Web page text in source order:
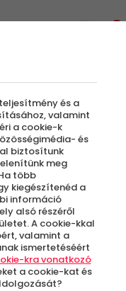
és a
valamint
a cookie-k
és
biztosítunk
meg
több
kiegészítenéd a
információ
alsó részéről
A cookie-kkal
valamint a
ismertetéséért
kra vonatkozó
a cookie-kat és